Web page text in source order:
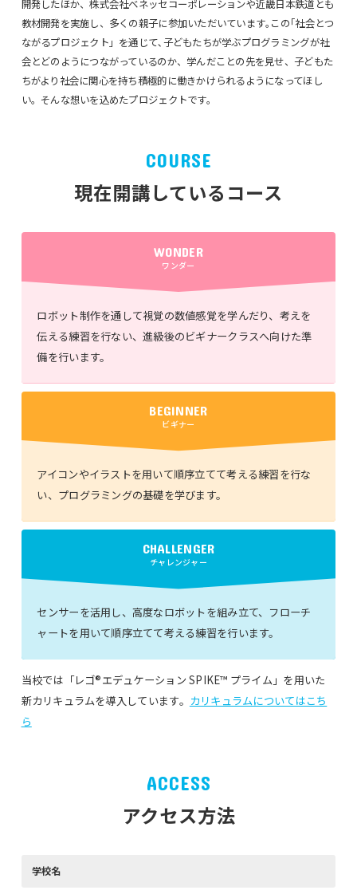
開発したほか、株式会社ベネッセコーポレーションや近畿日本鉄道とも
教材開発を実施し、多くの親子に参加いただいています｡この｢社会とつ
ながるプロジェクト」を通じて､子どもたちが学ぶプログラミングが社
会とどのようにつながっているのか、学んだことの先を見せ、子どもた
ちがより社会に関心を持ち積極的に働きかけられるようになってほし
い。そんな想いを込めたプロジェクトです。
COURSE
現在開講しているコース
WONDER
ワンダー
ロボット制作を通して視覚の数値感覚を学んだり、考えを
伝える練習を行ない、進級後のビギナークラスへ向けた準
備を行います。
BEGINNER
ビギナー
アイコンやイラストを用いて順序立てて考える練習を行な
い、プログラミングの基礎を学びます。
CHALLENGER
チャレンジャー
センサーを活用し、高度なロボットを組み立て、フローチ
ャートを用いて順序立てて考える練習を行います。
当校では「レゴ®エデュケーション SPIKE™ プライム」を用いた
新カリキュラムを導入しています。 カリキュラムについてはこち
ら
ACCESS
アクセス方法
学校名